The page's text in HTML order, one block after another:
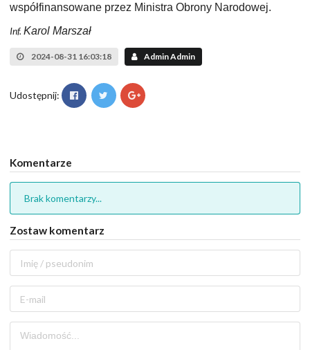
współfinansowane przez Ministra Obrony Narodowej.
Inf. Karol Marszał
2024-08-31 16:03:18 Admin Admin
Udostępnij:
Komentarze
Brak komentarzy...
Zostaw komentarz